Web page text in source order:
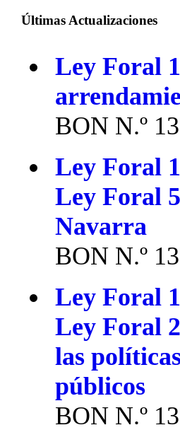
Últimas Actualizaciones
Ley Foral
BON N.º
Ley Foral
Ley Foral
Navarra
BON N.º
Ley Foral
Ley Foral
las
públicos
BON N.º